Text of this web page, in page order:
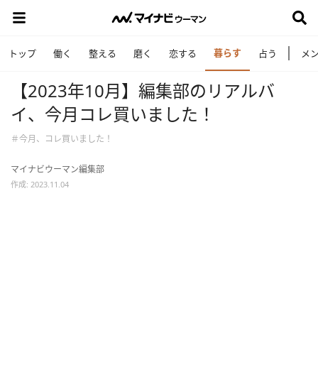
トップ 働く 整える 磨く 恋する 暮らす 占う メ
【2023年10月】編集部のリアルバ
イ、今月コレ買いました！
＃今月、コレ買いました！
マイナビウーマン編集部
作成: 2023.11.04